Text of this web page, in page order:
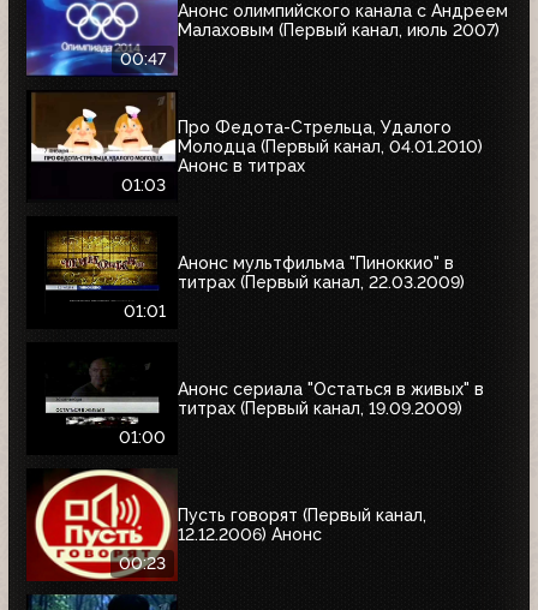
00:47
Анонс олимпийского канала с Андреем
Малаховым (Первый канал, июль 2007)
01:03
Про Федота-Стрельца, Удалого
Молодца (Первый канал, 04.01.2010)
Анонс в титрах
01:01
Анонс мультфильма "Пиноккио" в
титрах (Первый канал, 22.03.2009)
01:00
Анонс сериала "Остаться в живых" в
титрах (Первый канал, 19.09.2009)
00:23
Пусть говорят (Первый канал,
12.12.2006) Анонс